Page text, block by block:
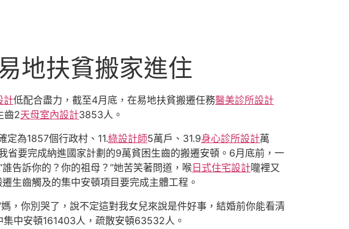
地扶貧搬家進住
計低配合盡力，截至4月底，在易地扶貧搬遷任務醫美診所設計
齒2天母室內設計3853人。
定為1857個行政村、11.綠設計師5萬戶、31.9身心診所設計萬
省要完成納進國家計劃的9萬貧困生齒的搬遷安頓。6月底前，一
告訴你的？你的祖母？”她苦笑著問道，喉 日式住宅設計嚨裡又
生齒觸及的集中安頓項目要完成主體工程。
，你別哭了，說不定這對我女兒來說是件好事，結婚前你能看清
中安頓161403人，疏散安頓63532人。